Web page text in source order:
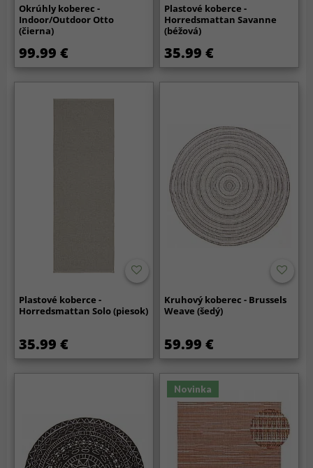
Okrúhly koberec -
Indoor/Outdoor Otto
(čierna)
99.99 €
Plastové koberce -
Horredsmattan Savanne
(béžová)
35.99 €
Plastové koberce -
Horredsmattan Solo (piesok)
35.99 €
Kruhový koberec - Brussels
Weave (šedý)
59.99 €
Novinka